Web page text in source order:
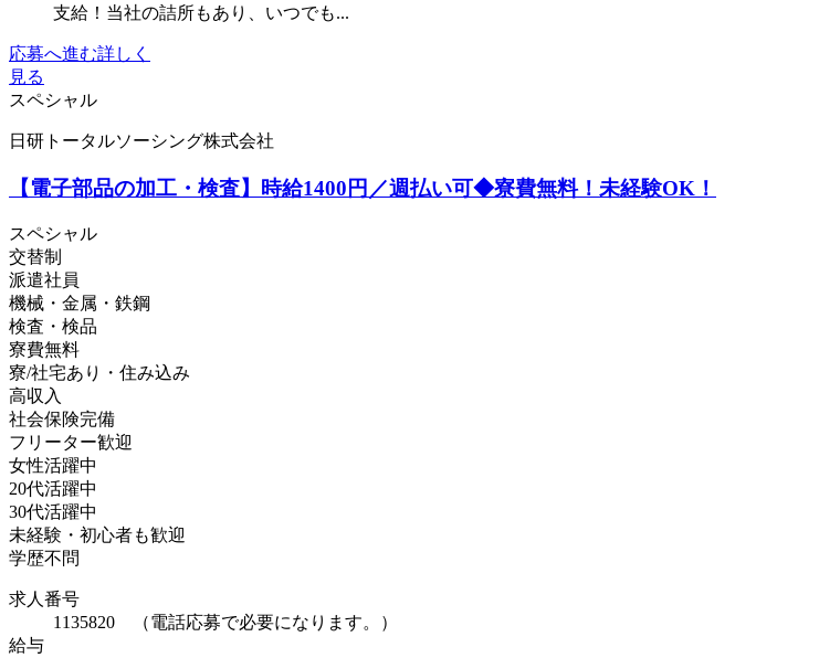
支給！当社の詰所もあり、いつでも...
応募へ進む詳しく
見る
スペシャル
日研トータルソーシング株式会社
【電子部品の加工・検査】時給1400円／週払い可◆寮費無料！未経験OK！
スペシャル
交替制
派遣社員
機械・金属・鉄鋼
検査・検品
寮費無料
寮/社宅あり・住み込み
高収入
社会保険完備
フリーター歓迎
女性活躍中
20代活躍中
30代活躍中
未経験・初心者も歓迎
学歴不問
求人番号
1135820 （電話応募で必要になります。）
給与